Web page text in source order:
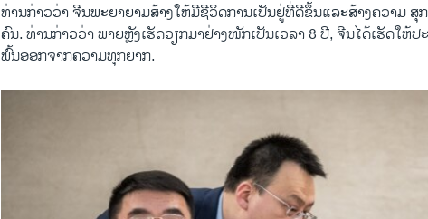
ທ່ານ​ກ່າວ​ວ່າ ຈີນ​ພະຍາຍາມ​ສ້າງ​ໃຫ້ມີຊີວິດການເປັນຢູ່​ທີ່​ດີ​ຂຶ້ນ​ແລະ​ສ້າງຄວາມ
ຄົນ. ທ່ານ​ກ່າວ​ວ່າ ພາຍຫຼັງເຮັດວຽກມາຢ່າງໜັກເປັນເວລາ 8 ປີ, ຈີນ​ໄດ້​ເຮັດໃຫ້
ພົ້ນ​ອອກ​ຈາກ​ຄວາມ​ທຸກ​ຍາກ.